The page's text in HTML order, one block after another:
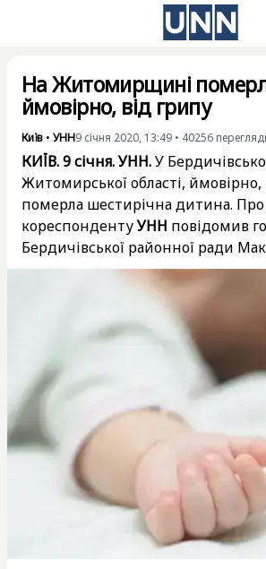
На Житомирщині
ймовірно, від грипу
Київ • УНН9 січня 2020, 13:49 • 40256
КИЇВ. 9 січня. УНН.У
Житомирської області, ймовірно,
померла шестирічна дитина.
кореспондентуУНН повідомив
Бердичівської районної ради